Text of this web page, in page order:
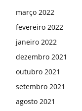
março 2022
fevereiro 2022
janeiro 2022
dezembro 2021
outubro 2021
setembro 2021
agosto 2021